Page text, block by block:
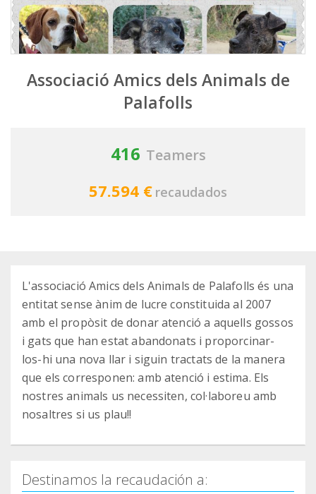
Associació Amics dels Animals de
Palafolls
416 Teamers
57.594 € recaudados
L'associació Amics dels Animals de Palafolls és una
entitat sense ànim de lucre constituida al 2007
amb el propòsit de donar atenció a aquells gossos
i gats que han estat abandonats i proporcinar-
los-hi una nova llar i siguin tractats de la manera
que els corresponen: amb atenció i estima. Els
nostres animals us necessiten, col·laboreu amb
nosaltres si us plau!!
Destinamos la recaudación a: